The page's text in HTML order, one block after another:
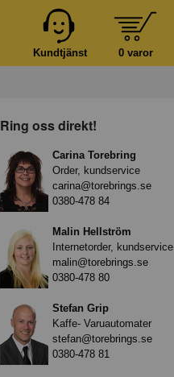
0 varor
Kundtjänst
Ring oss direkt!
Carina Torebring
Order, kundservice
carina@torebrings.se
0380-478 84
Malin Hellström
Internetorder, kundservice
malin@torebrings.se
0380-478 80
Stefan Grip
Kaffe- Varuautomater
stefan@torebrings.se
0380-478 81